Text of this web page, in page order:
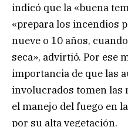
indicó que la «buena
«prepara los incendios
nueve o 10 años,
seca», advirtió. Por ese
importancia de que las
involucrados tomen las
el manejo del fuego en
por su alta vegetación.